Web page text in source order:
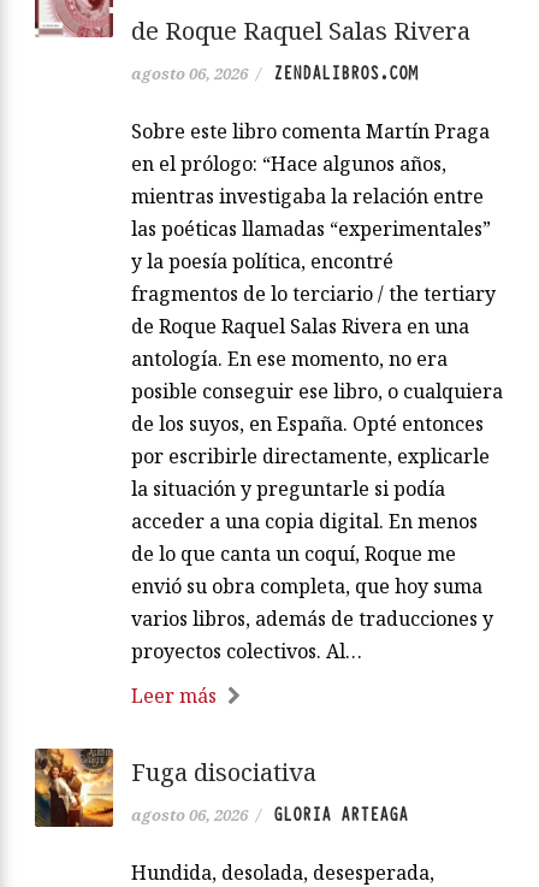
de Roque Raquel Salas Rivera
agosto 06, 2026 / ZENDALIBROS.COM
Sobre este libro comenta Martín Praga
en el prólogo: “Hace algunos años,
mientras investigaba la relación entre
las poéticas llamadas “experimentales”
y la poesía política, encontré
fragmentos de lo terciario / the tertiary
de Roque Raquel Salas Rivera en una
antología. En ese momento, no era
posible conseguir ese libro, o cualquiera
de los suyos, en España. Opté entonces
por escribirle directamente, explicarle
la situación y preguntarle si podía
acceder a una copia digital. En menos
de lo que canta un coquí, Roque me
envió su obra completa, que hoy suma
varios libros, además de traducciones y
proyectos colectivos. Al…
Leer más
Fuga disociativa
agosto 06, 2026 / GLORIA ARTEAGA
Hundida, desolada, desesperada,